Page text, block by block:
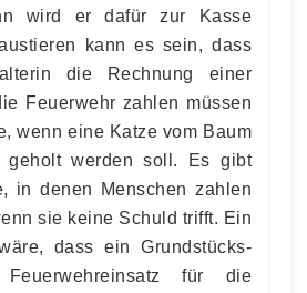
wird er dafür zur Kasse
kann es sein, dass
die Rechnung einer
Feuerwehr zahlen müssen
wenn eine Katze vom Baum
geholt werden soll. Es gibt
in denen Menschen zahlen
sie keine Schuld trifft. Ein
dass ein Grundstücks-
für die